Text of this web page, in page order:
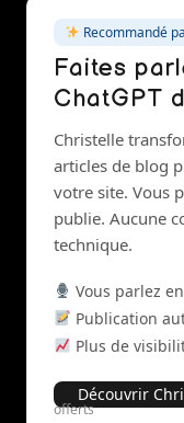
Recommandé
Faites
ChatGPT
Christelle
articles de blog
votre site. Vous
publie. Aucune
technique.
Vous parlez
Publication
Plus de
Découvrir
offerts